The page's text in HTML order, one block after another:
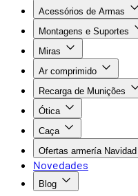
Acessórios de Armas
Montagens e Suportes
Miras
Ar comprimido
Recarga de Munições
Ótica
Caça
Ofertas armería Navidad
Novedades
Blog